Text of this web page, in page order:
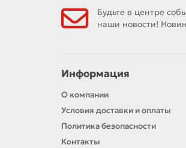
Будьте в центре
наши новости!
Информация
О компании
Условия доставки и оплаты
Политика безопасности
Контакты